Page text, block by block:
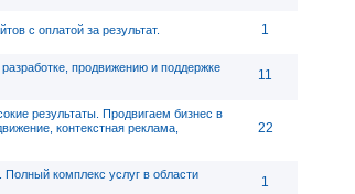
с оплатой за результат. 1
продвижению и поддержке
11
результаты. Продвигаем бизнес в
контекстная реклама,
22
Полный комплекс услуг в области
1